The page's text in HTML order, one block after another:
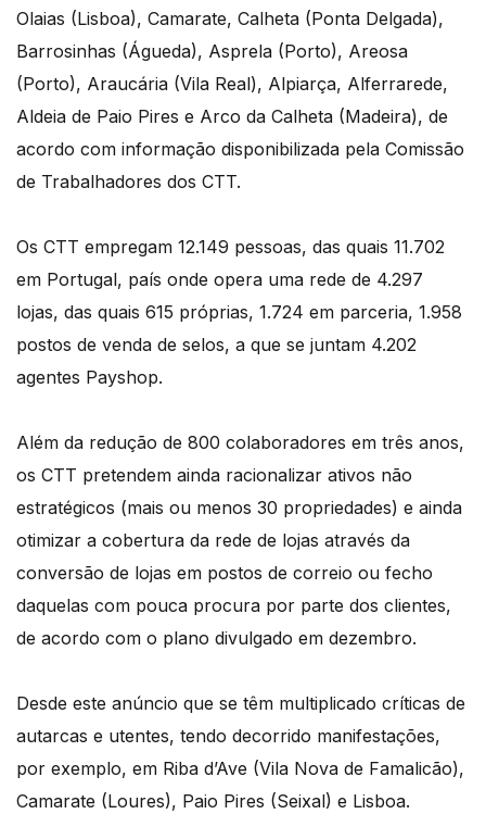
Olaias (Lisboa), Camarate, Calheta (Ponta Delgada),
Barrosinhas (Águeda), Asprela (Porto), Areosa
(Porto), Araucária (Vila Real), Alpiarça, Alferrarede,
Aldeia de Paio Pires e Arco da Calheta (Madeira), de
acordo com informação disponibilizada pela Comissão
de Trabalhadores dos CTT.
Os CTT empregam 12.149 pessoas, das quais 11.702
em Portugal, país onde opera uma rede de 4.297
lojas, das quais 615 próprias, 1.724 em parceria, 1.958
postos de venda de selos, a que se juntam 4.202
agentes Payshop.
Além da redução de 800 colaboradores em três anos,
os CTT pretendem ainda racionalizar ativos não
estratégicos (mais ou menos 30 propriedades) e ainda
otimizar a cobertura da rede de lojas através da
conversão de lojas em postos de correio ou fecho
daquelas com pouca procura por parte dos clientes,
de acordo com o plano divulgado em dezembro.
Desde este anúncio que se têm multiplicado críticas de
autarcas e utentes, tendo decorrido manifestações,
por exemplo, em Riba d’Ave (Vila Nova de Famalicão),
Camarate (Loures), Paio Pires (Seixal) e Lisboa.